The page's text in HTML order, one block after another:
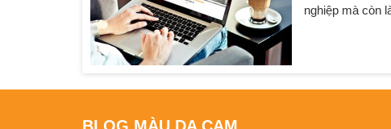
nghiệp mà còn